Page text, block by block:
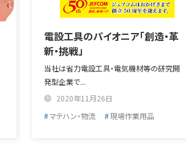
電設工具のパイオニア「創造・革
新・挑戦」
当社は省力電設工具・電気機材等の研究開
発型企業で...
2020年11月26日
マテハン・物流
現場作業用品